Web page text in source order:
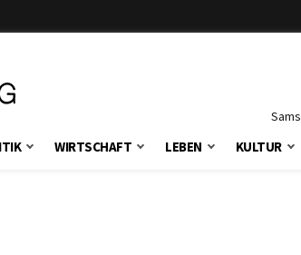
WIRTSCHAFT LEBEN KULTUR